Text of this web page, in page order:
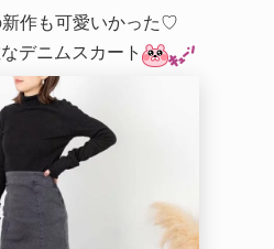
ウェア ウエス
ピイチ
ル 2.1
作も可愛いかった♡
デニムスカート